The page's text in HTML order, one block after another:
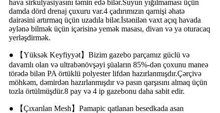
hava sirkulyasiyasını təmin edə bilər.Suyun yığılmaması üçün
damda dörd drenaj çuxuru var.4 çadırımızın qarnişi əhatə
dairəsini artırmaq üçün uzadıla bilər.İstənilən vaxt açıq havada
əylənə bilmək üçün içərisinə yemək masası, divan və ya oturacaq
yerləşdirmək.
● 【Yüksək Keyfiyyət】Bizim gazebo parçamız güclü və
davamlı olan və ultrabənövşəyi şüaların 85%-dən çoxunu maneə
törədə bilən PA örtüklü polyester lifdən hazırlanmışdır.Çərçivə
möhkəm, dəmirdən hazırlanmışdır və pasın qarşısını almaq üçün
tozla örtülmüşdür.8 pay və 4 ip gazebonu daha sabit edir.
● 【Çıxarılan Mesh】Pamapic qatlanan besedkada asan